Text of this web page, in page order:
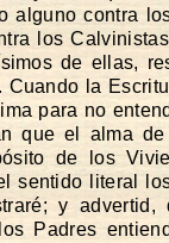
alguno contra
los
de ellas,
la
para no
que el alma de
de los
sentido literal
y advertid,
Padres